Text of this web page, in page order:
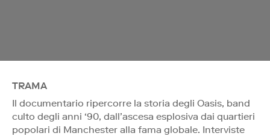
TRAMA
Il documentario ripercorre la storia degli Oasis, band
culto degli anni ‘90, dall’ascesa esplosiva dai quartieri
popolari di Manchester alla fama globale. Interviste